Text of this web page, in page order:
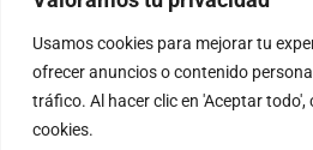
Usamos cookies para mejorar tu
ofrecer anuncios o contenido
tráfico. Al hacer clic en 'Aceptar todo',
cookies.
Acerca de
Trabaja con
Libro de reclamaciones